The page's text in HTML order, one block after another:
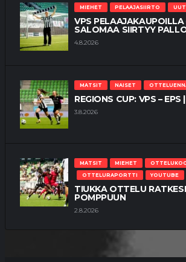
MIEHET PELAAJASIIRTO
VPS PELAAJAKAUPOILLA
SALOMAA SIIRTYY
4.8.2026
MATSIT NAISET
REGIONS CUP: VPS – EPS
3.8.2026
MATSIT MIEHET
OTTELURAPORTTI
YOUTUBE
TIUKKA OTTELU
POMPPUUN
2.8.2026